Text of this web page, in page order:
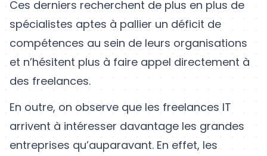
Ces derniers recherchent de plus en plus de
spécialistes aptes à pallier un déficit de
compétences au sein de leurs organisations
et n’hésitent plus à faire appel directement à
des freelances.
En outre, on observe que les freelances IT
arrivent à intéresser davantage les grandes
entreprises qu’auparavant. En effet, les